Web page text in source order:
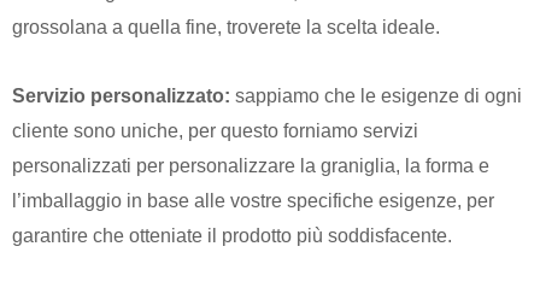
grossolana a quella fine, troverete la scelta ideale.
Servizio personalizzato: sappiamo che le esigenze di ogni
cliente sono uniche, per questo forniamo servizi
personalizzati per personalizzare la graniglia, la forma e
l’imballaggio in base alle vostre specifiche esigenze, per
garantire che otteniate il prodotto più soddisfacente.